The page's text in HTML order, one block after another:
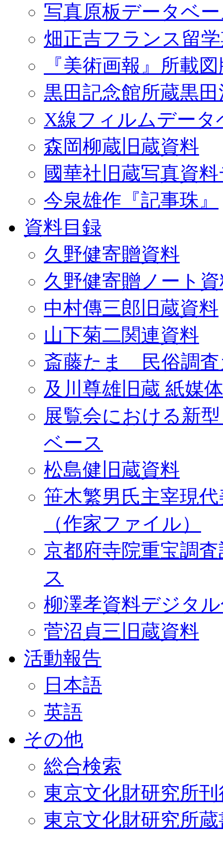
写真原板データベ
畑正吉フランス留
『美術画報』所載
黒田記念館所蔵黒
X線フィルムデータ
森岡柳蔵旧蔵資料
國華社旧蔵写真資
今泉雄作『記事珠』
資料目録
久野健寄贈資料
久野健寄贈ノート
中村傳三郎旧蔵資料
山下菊二関連資料
斎藤たま 民俗調査
及川尊雄旧蔵 紙媒
展覧会における新
ベース
松島健旧蔵資料
笹木繁男氏主宰現
（作家ファイル）
京都府寺院重宝調
ス
柳澤孝資料デジタ
菅沼貞三旧蔵資料
活動報告
日本語
英語
その他
総合検索
東京文化財研究所
東京文化財研究所